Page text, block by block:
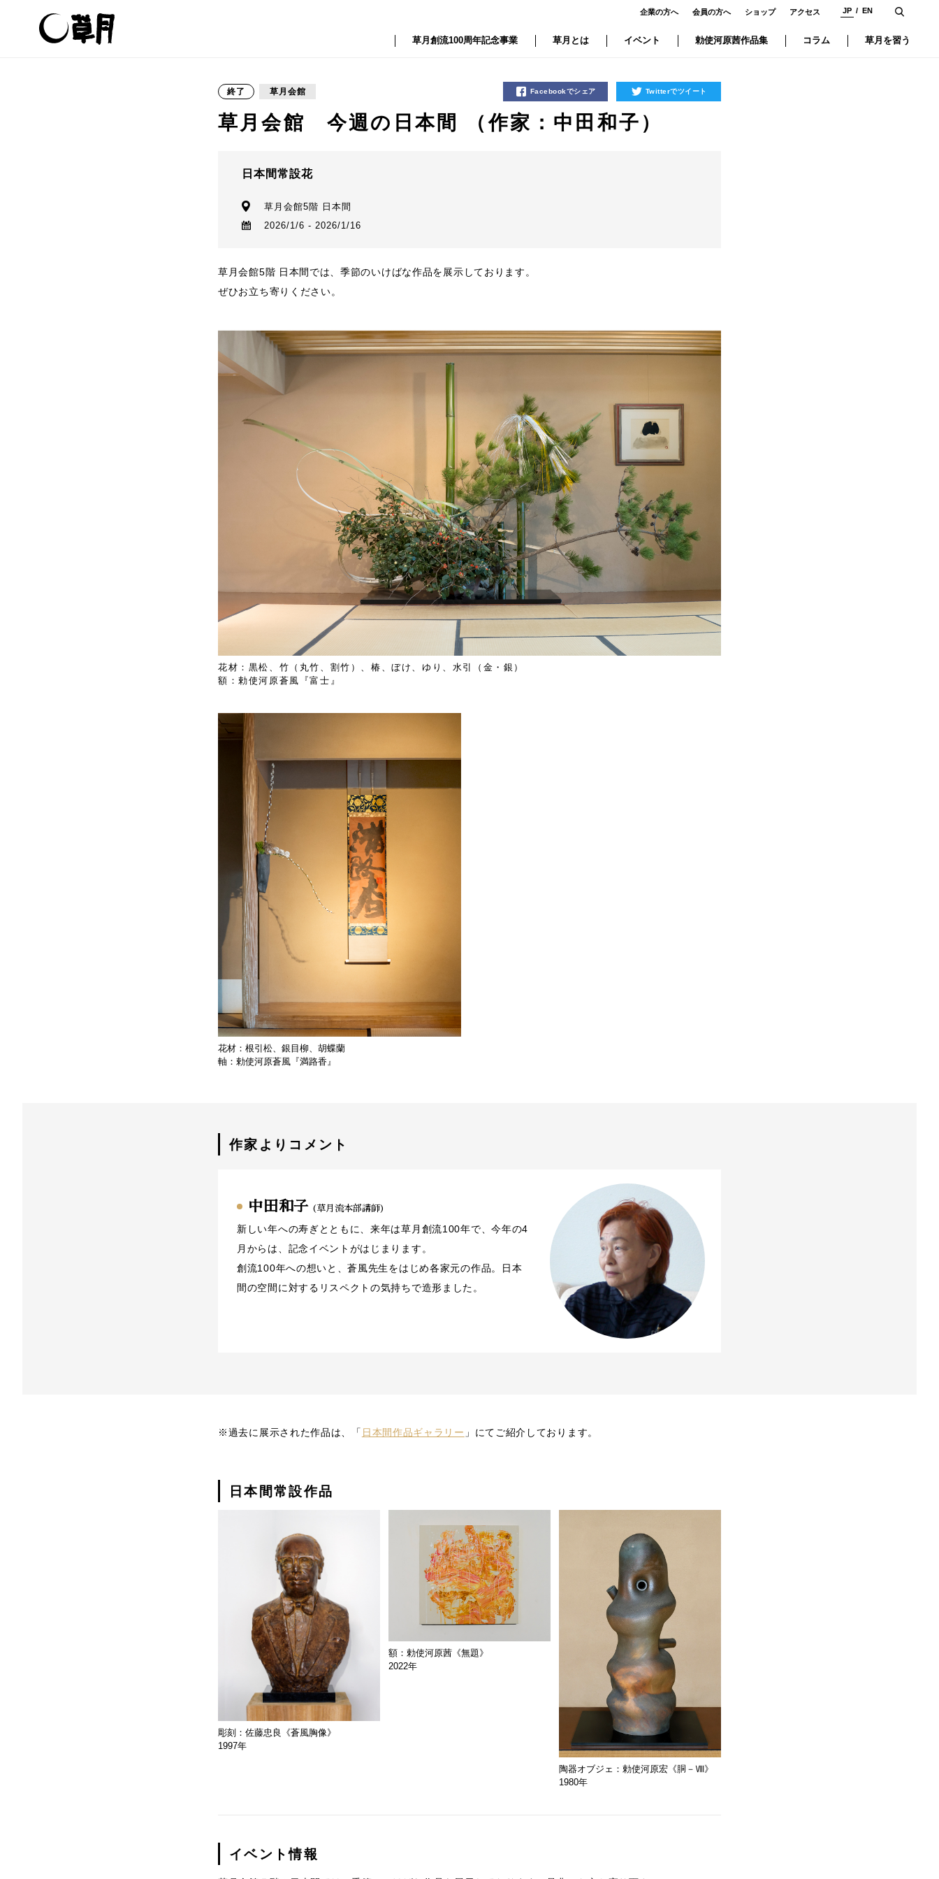
企業の方へ 会員の方へ ショップ アクセス JP EN
草月創流100周年記念事業 草月とは イベント 勅使河原茜作品集 コラム 草月を習う
終了 草月会館 Facebookでシェア Twitterでツイート
草月会館 今週の日本間 （作家：中田和子）
日本間常設花
草月会館5階 日本間
2026/1/6 - 2026/1/16
草月会館5階 日本間では、季節のいけばな作品を展示しております。
ぜひお立ち寄りください。
花材：黒松、竹（丸竹、割竹）、椿、ぼけ、ゆり、水引（金・銀）
額：勅使河原蒼風『富士』
花材：根引松、銀目柳、胡蝶蘭
軸：勅使河原蒼風『満路香』
作家よりコメント
中田和子 (草月流本部講師)
新しい年への寿ぎとともに、来年は草月創流100年で、今年の4
月からは、記念イベントがはじまります。
創流100年への想いと、蒼風先生をはじめ各家元の作品。日本
間の空間に対するリスペクトの気持ちで造形ました。
※過去に展示された作品は、「 日本間作品ギャラリー 」にてご紹介しております。
日本間常設作品
彫刻：佐藤忠良《蒼風胸像》
1997年
額：勅使河原茜《無題》
2022年
陶器オブジェ：勅使河原宏《胴－Ⅷ》
1980年
イベント情報